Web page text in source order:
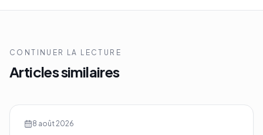
CONTINUER LA LECTURE
Articles similaires
8 août 2026